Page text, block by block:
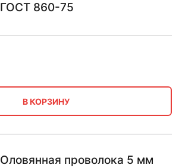
ГОСТ 860-75
В КОРЗИНУ
Оловянная проволока 5 мм